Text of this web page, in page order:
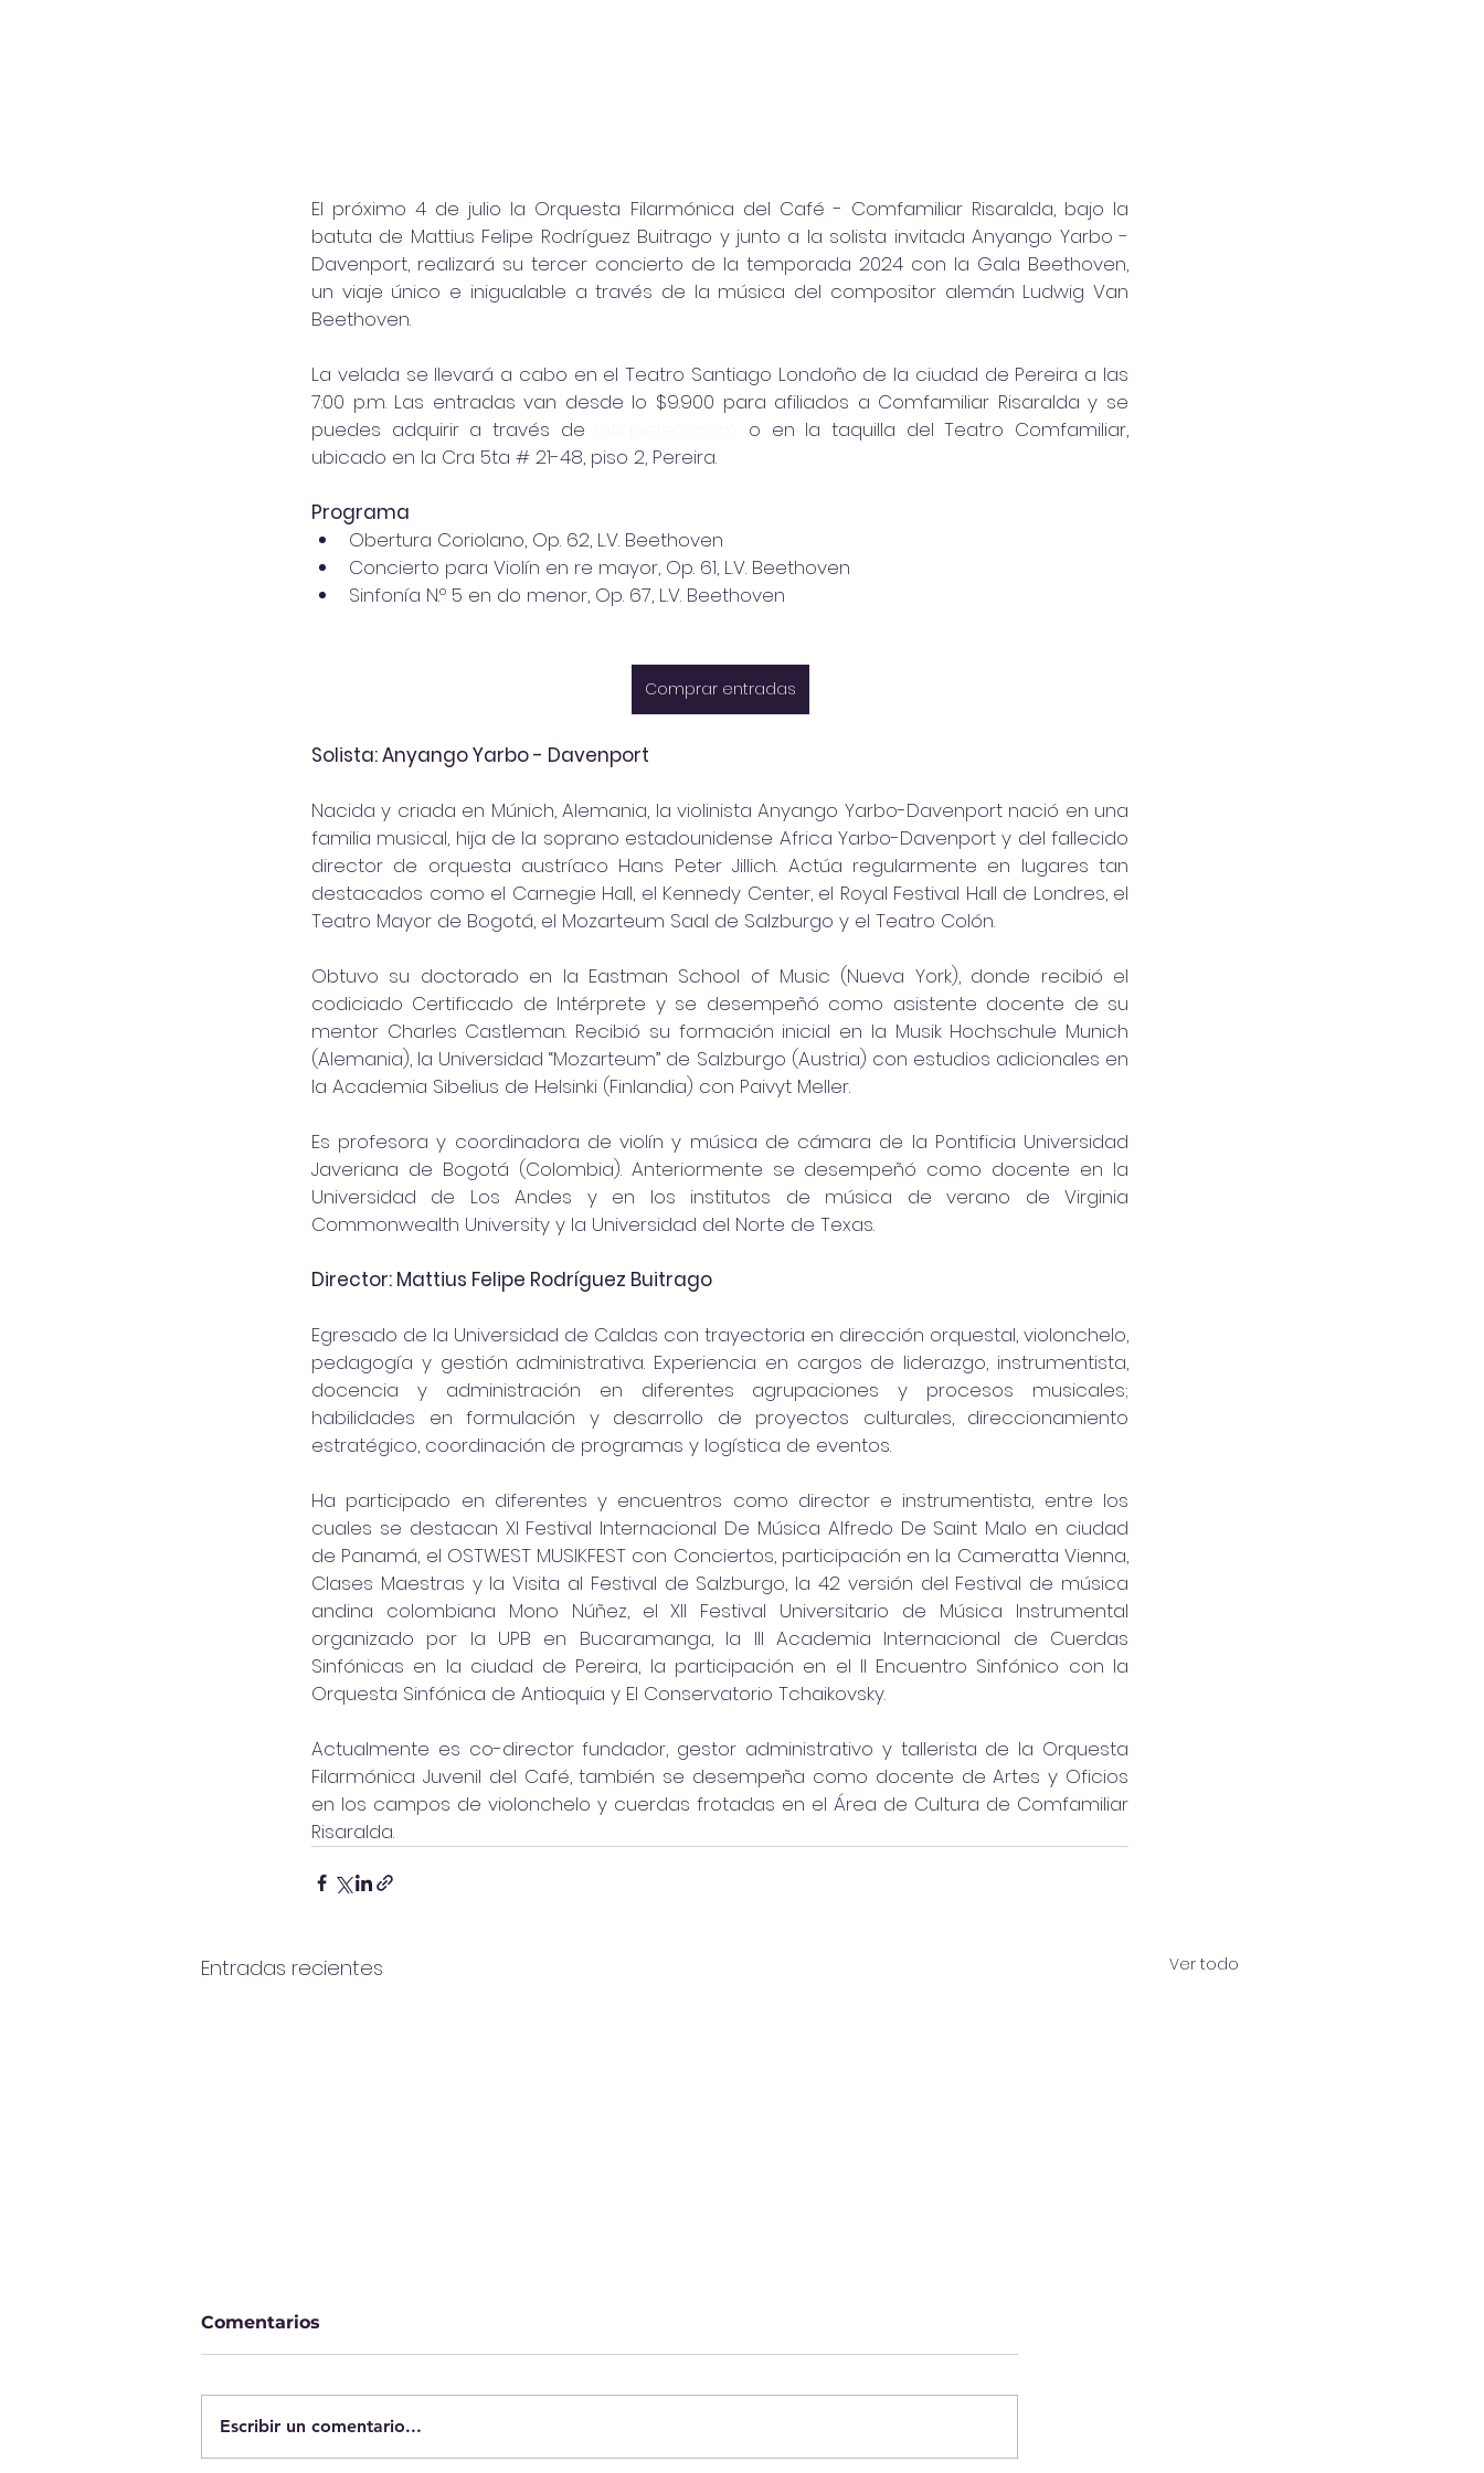
El próximo 4 de julio la Orquesta Filarmónica del Café - Comfamiliar Risaralda, bajo la
batuta de Mattius Felipe Rodríguez Buitrago y junto a la solista invitada Anyango Yarbo -
Davenport, realizará su tercer concierto de la temporada 2024 con la Gala Beethoven,
un viaje único e inigualable a través de la música del compositor alemán Ludwig Van
Beethoven.
La velada se llevará a cabo en el Teatro Santiago Londoño de la ciudad de Pereira a las
7:00 p.m. Las entradas van desde lo $9.900 para afiliados a Comfamiliar Risaralda y se
puedes adquirir a través de
o en la taquilla del Teatro Comfamiliar,
ubicado en la Cra 5ta # 21-48, piso 2, Pereira.
Programa
Obertura Coriolano, Op. 62, L.V. Beethoven
Concierto para Violín en re mayor, Op. 61, L.V. Beethoven
Sinfonía N.º 5 en do menor, Op. 67, L.V. Beethoven
Comprar entradas
Solista: Anyango Yarbo - Davenport
Nacida y criada en Múnich, Alemania, la violinista Anyango Yarbo-Davenport nació en una
familia musical, hija de la soprano estadounidense Africa Yarbo-Davenport y del fallecido
director de orquesta austríaco Hans Peter Jillich. Actúa regularmente en lugares tan
destacados como el Carnegie Hall, el Kennedy Center, el Royal Festival Hall de Londres, el
Teatro Mayor de Bogotá, el Mozarteum Saal de Salzburgo y el Teatro Colón.
Obtuvo su doctorado en la Eastman School of Music (Nueva York), donde recibió el
codiciado Certificado de Intérprete y se desempeñó como asistente docente de su
mentor Charles Castleman. Recibió su formación inicial en la Musik Hochschule Munich
(Alemania), la Universidad “Mozarteum” de Salzburgo (Austria) con estudios adicionales en
la Academia Sibelius de Helsinki (Finlandia) con Paivyt Meller.
Es profesora y coordinadora de violín y música de cámara de la Pontificia Universidad
Javeriana de Bogotá (Colombia). Anteriormente se desempeñó como docente en la
Universidad de Los Andes y en los institutos de música de verano de Virginia
Commonwealth University y la Universidad del Norte de Texas.
Director: Mattius Felipe Rodríguez Buitrago
Egresado de la Universidad de Caldas con trayectoria en dirección orquestal, violonchelo,
pedagogía y gestión administrativa. Experiencia en cargos de liderazgo, instrumentista,
docencia y administración en diferentes agrupaciones y procesos musicales;
habilidades en formulación y desarrollo de proyectos culturales, direccionamiento
estratégico, coordinación de programas y logística de eventos.
Ha participado en diferentes y encuentros como director e instrumentista, entre los
cuales se destacan XI Festival Internacional De Música Alfredo De Saint Malo en ciudad
de Panamá, el OSTWEST MUSIKFEST con Conciertos, participación en la Cameratta Vienna,
Clases Maestras y la Visita al Festival de Salzburgo, la 42 versión del Festival de música
andina colombiana Mono Núñez, el XII Festival Universitario de Música Instrumental
organizado por la UPB en Bucaramanga, la III Academia Internacional de Cuerdas
Sinfónicas en la ciudad de Pereira, la participación en el II Encuentro Sinfónico con la
Orquesta Sinfónica de Antioquia y El Conservatorio Tchaikovsky.
Actualmente es co-director fundador, gestor administrativo y tallerista de la Orquesta
Filarmónica Juvenil del Café, también se desempeña como docente de Artes y Oficios
en los campos de violonchelo y cuerdas frotadas en el Área de Cultura de Comfamiliar
Risaralda.
Entradas recientes Ver todo
Comentarios
Escribir un comentario...